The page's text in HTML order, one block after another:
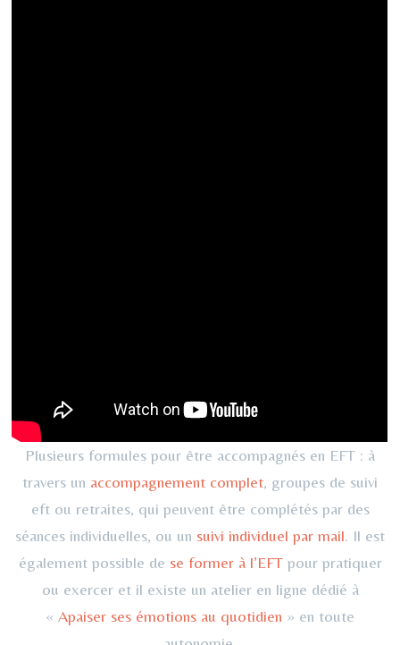
Plusieurs formules pour être accompagnés en EFT : à
travers un accompagnement complet, groupes de suivi
eft ou retraites, qui peuvent être complétés par des
séances individuelles, ou un suivi individuel par mail. Il est
également possible de se former à l’EFTpour pratiquer
ou exercer et il existe un atelier en ligne dédié à
« Apaiser ses émotions au quotidien » en toute